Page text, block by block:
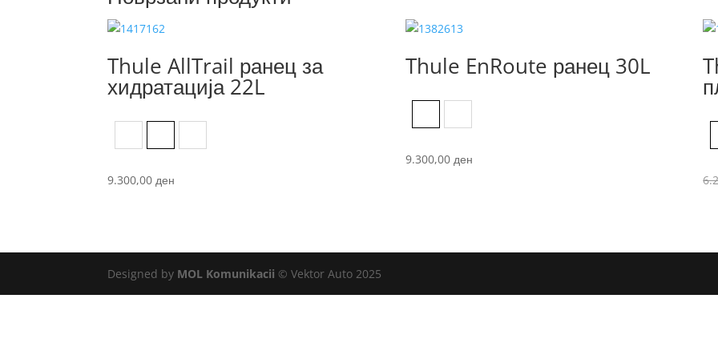
Thule AllTrail ранец за
хидратација 22L
9.300,00ден
Thule EnRoute ранец 30L
9.300,00 ден
Designed by MOL Komunikacii © Vektor Auto 2025